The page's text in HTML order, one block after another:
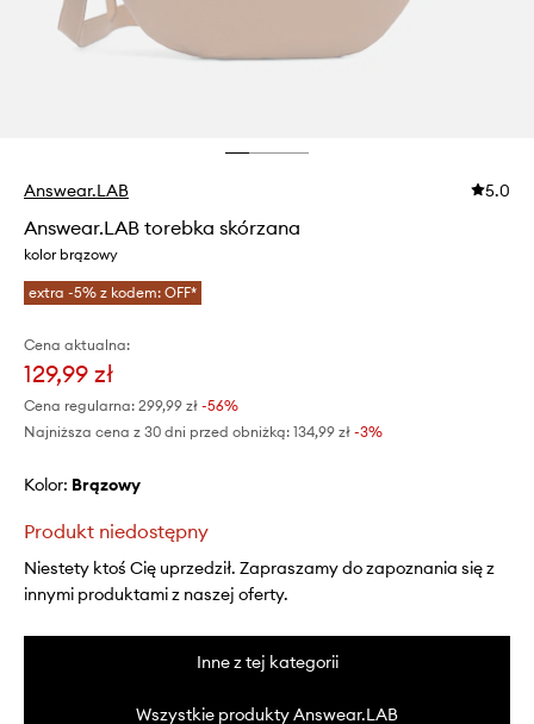
Answear.LAB 5.0
Answear.LAB torebka skórzana
kolor brązowy
extra -5% z kodem: OFF*
Cena aktualna:
129,99 zł
Cena regularna: 299,99 zł -56%
Najniższa cena z 30 dni przed obniżką: 134,99 zł -3%
Kolor: brązowy
Produkt niedostępny
Niestety ktoś Cię uprzedził. Zapraszamy do zapoznania się z
innymi produktami z naszej oferty.
Inne z tej kategorii
Wszystkie produkty Answear.LAB